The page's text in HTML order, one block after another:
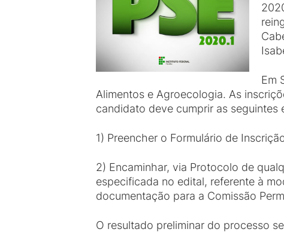
Em
Alimentos e Agroecologia. As
candidato deve cumprir as seguintes
1) Preencher o Formulário de
2) Encaminhar, via Protocolo de
especificada no edital, referente à
documentação para a Comissão
O resultado preliminar do processo